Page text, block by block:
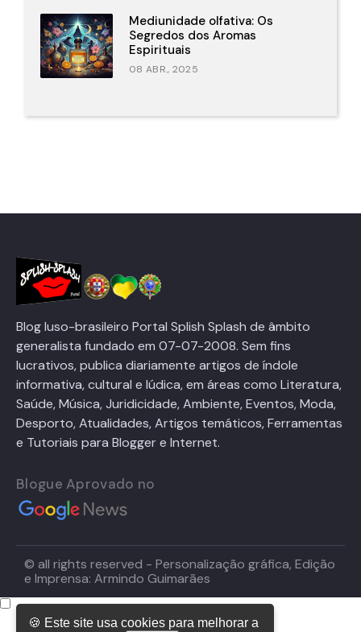
Mediunidade olfativa: Os
Segredos dos Aromas
Espirituais
08 ABR., 2025
Blog luso-brasileiro Portal Splish Splash de âmbito
generalista fundado em 07-07-2008. Sem fins
lucrativos, publica diariamente artigos de índole
informativa, cultural e lúdica, em áreas como Literatura,
Saúde, Música, Juridicidade, Ambiente, Eventos, Moda,
Desporto, Atualidades, Artigos temáticos, Ferramentas
e Tutoriais para Blogger e Internet.
Blogue Aprovado no
© all rights reserved - Personalização gráfica, Edição
e Imprensa: Armindo Guimarães
🍪 Este site usa cookies para melhorar a